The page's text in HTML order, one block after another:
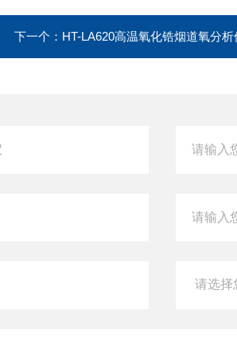
下一个： HT-LA620高温氧化锆烟道氧分析